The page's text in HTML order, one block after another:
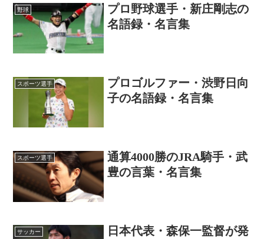
野球
プロ野球選手・新庄剛志の
名語録・名言集
スポーツ選手
プロゴルファー・渋野日向
子の名語録・名言集
スポーツ選手
通算4000勝のJRA騎手・武
豊の言葉・名言集
サッカー
日本代表・森保一監督が発